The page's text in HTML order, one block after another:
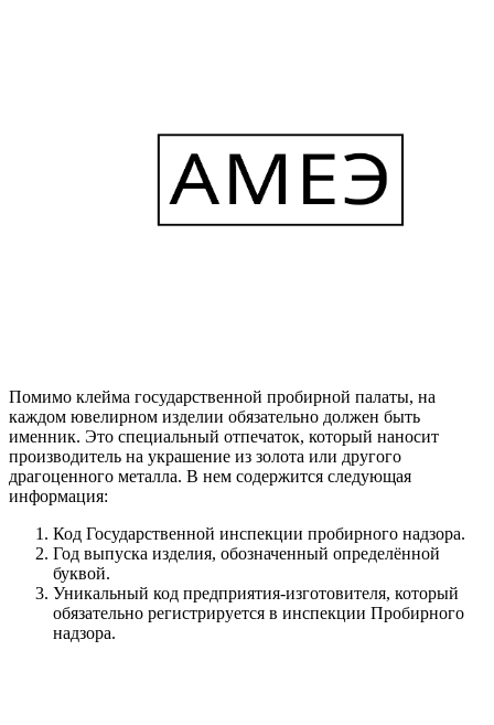
Помимо клейма государственной пробирной палаты, на
каждом ювелирном изделии обязательно должен быть
именник. Это специальный отпечаток, который наносит
производитель на украшение из золота или другого
драгоценного металла. В нем содержится следующая
информация:
Код Государственной инспекции пробирного надзора.
Год выпуска изделия, обозначенный определённой
буквой.
Уникальный код предприятия-изготовителя, который
обязательно регистрируется в инспекции Пробирного
надзора.